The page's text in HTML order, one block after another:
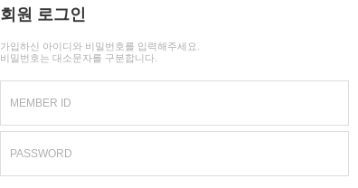
회원 로그인
가입하신 아이디와 비밀번호를 입력해주세요.
비밀번호는 대소문자를 구분합니다.
MEMBER ID
PASSWORD